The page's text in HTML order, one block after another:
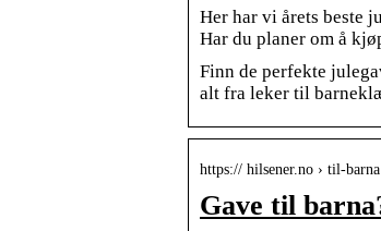
Her har vi årets beste
Har du planer om å
Finn de perfekte
alt fra leker til
https:// hilsener.no › til-barna
Gave til